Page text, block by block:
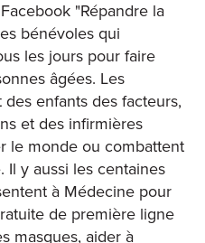
"Répandre la
bénévoles qui
les jours pour faire
âgées. Les
enfants des facteurs,
et des infirmières
le monde ou combattent
y aussi les centaines
à Médecine pour
de première ligne
masques, aider à